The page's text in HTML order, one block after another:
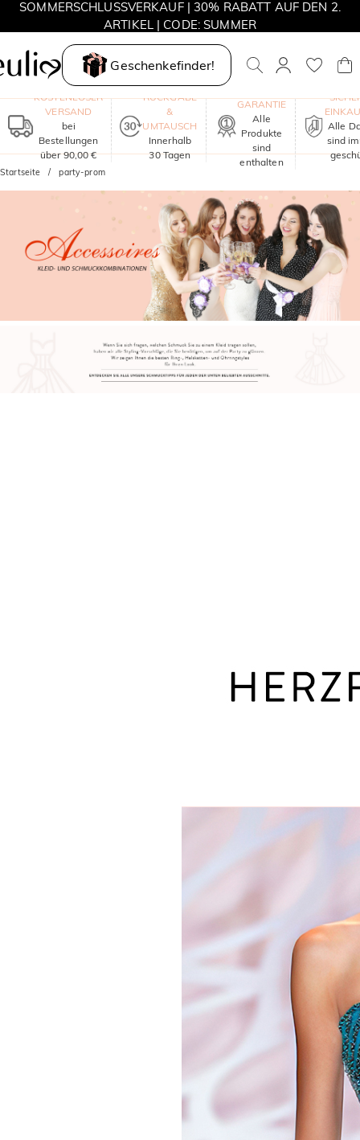
MOVE MY WAY | 3 KAUFEN, HALSKETTE GRATIS
Geschenkefinder!
KOSTENLOSER
VERSAND
bei
Bestellungen
über 90,00 €
RÜCKGABE
&
UMTAUSCH
Innerhalb
30 Tagen
GARANTIE
Alle
Produkte
sind
enthalten
Alle
sind
Startseite party-prom